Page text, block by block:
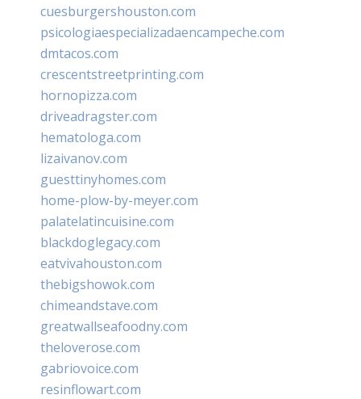
cuesburgershouston.com
psicologiaespecializadaencampeche.com
dmtacos.com
crescentstreetprinting.com
hornopizza.com
driveadragster.com
hematologa.com
lizaivanov.com
guesttinyhomes.com
home-plow-by-meyer.com
palatelatincuisine.com
blackdoglegacy.com
eatvivahouston.com
thebigshowok.com
chimeandstave.com
greatwallseafoodny.com
theloverose.com
gabriovoice.com
resinflowart.com